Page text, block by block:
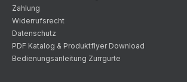
Zahlung
Widerrufsrecht
Datenschutz
PDF Katalog & Produktflyer Download
Bedienungsanleitung Zurrgurte